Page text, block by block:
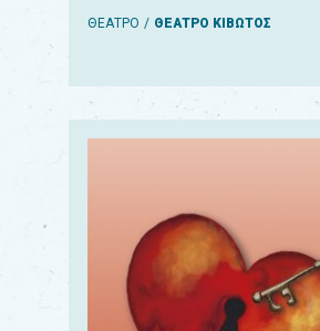
ΘΕΑΤΡΟ ΘΕΑΤΡΟ ΚΙΒΩΤΟΣ